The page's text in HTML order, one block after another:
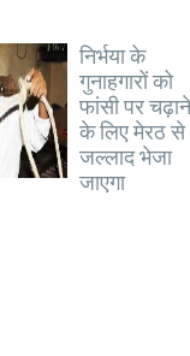
निर्भया के
गुनाहगारों को
फांसी पर
के लिए मेरठ से
जल्लाद भेजा
जाएगा